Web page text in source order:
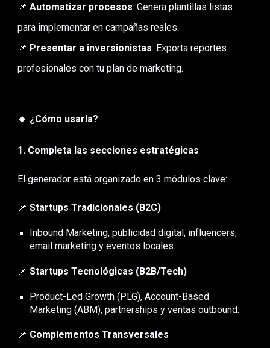
📌Automatizar procesos: Genera plantillas listas
para implementar en campañas reales.
📌 Presentar a inversionistas: Exporta reportes
profesionales con tu plan de marketing.
🔹 ¿Cómo usarla?
1. Completa las secciones estratégicas
El generador está organizado en 3 módulos clave:
📌Startups Tradicionales (B2C)
Inbound Marketing, publicidad digital, influencers,
email marketing y eventos locales.
📌Startups Tecnológicas (B2B/Tech)
Product-Led Growth (PLG), Account-Based
Marketing (ABM), partnerships y ventas outbound.
📌 Complementos Transversales